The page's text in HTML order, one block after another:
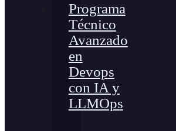
Programa
Técnico
Avanzado
en
Devops
con IA y
LLMOps